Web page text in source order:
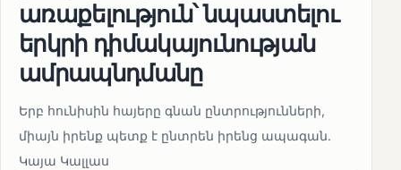
առաքելություն՝ նպաստելու
երկրի դիմակայունության
ամրապնդմանը
Երբ հունիսին հայերը գնան ընտրությունների,
միայն իրենք պետք է ընտրեն իրենց ապագան.
Կայա Կալլաս